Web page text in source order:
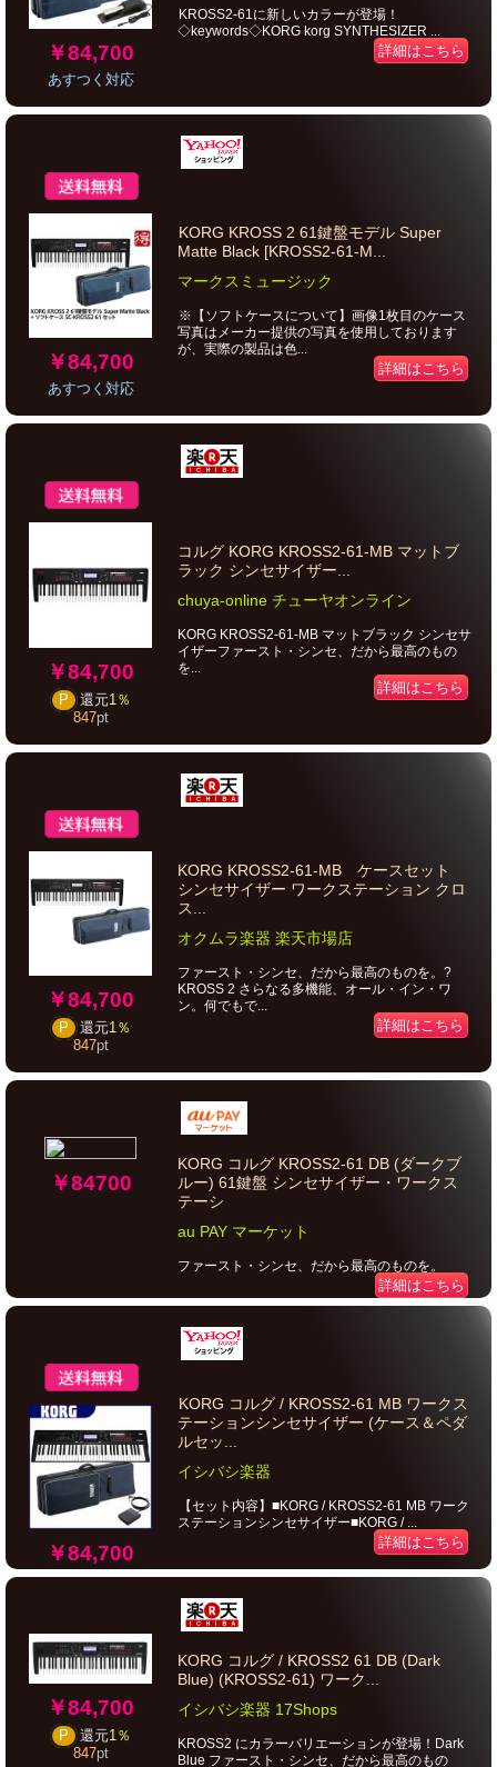
￥84,700
あすつく対応
KROSS2-61に新しいカラーが登場！
◇keywords◇KORG korg SYNTHESIZER ...
詳細はこちら
￥84,700
あすつく対応
KORG KROSS 2 61鍵盤モデル Super
Matte Black [KROSS2-61-M...
マークスミュージック
※【ソフトケースについて】画像1枚目のケース
写真はメーカー提供の写真を使用しております
が、実際の製品は色...
詳細はこちら
￥84,700
P 還元1％
847pt
コルグ KORG KROSS2-61-MB マットブ
ラック シンセサイザー...
chuya-online チューヤオンライン
KORG KROSS2-61-MB マットブラック シンセサ
イザーファースト・シンセ、だから最高のもの
を...
詳細はこちら
￥84,700
P 還元1％
847pt
KORG KROSS2-61-MB ケースセット
シンセサイザー ワークステーション クロ
ス...
オクムラ楽器 楽天市場店
ファースト・シンセ、だから最高のものを。?
KROSS 2 さらなる多機能、オール・イン・ワ
ン。何でもで...
詳細はこちら
￥84700
KORG コルグ KROSS2-61 DB (ダークブ
ルー) 61鍵盤 シンセサイザー・ワークス
テーシ
au PAY マーケット
ファースト・シンセ、だから最高のものを。
詳細はこちら
￥84,700
KORG コルグ / KROSS2-61 MB ワークス
テーションシンセサイザー (ケース＆ペダ
ルセッ...
イシバシ楽器
【セット内容】■KORG / KROSS2-61 MB ワーク
ステーションシンセサイザー■KORG / ...
詳細はこちら
￥84,700
P 還元1％
847pt
KORG コルグ / KROSS2 61 DB (Dark
Blue) (KROSS2-61) ワーク...
イシバシ楽器 17Shops
KROSS2 にカラーバリエーションが登場！Dark
Blue ファースト・シンセ、だから最高のもの